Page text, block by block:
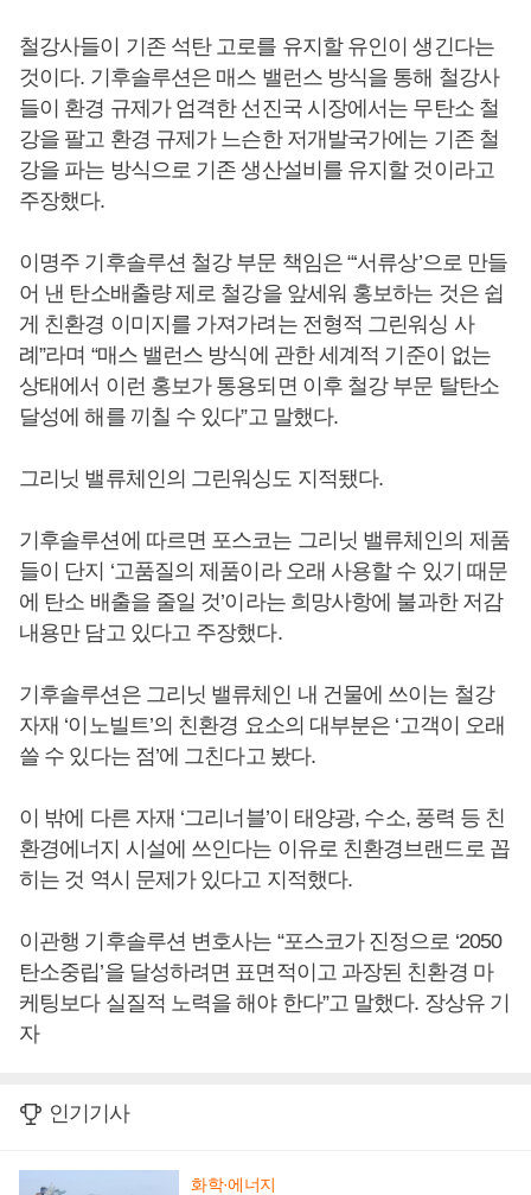
철강사들이 기존 석탄 고로를 유지할 유인이 생긴다는
것이다. 기후솔루션은 매스 밸런스 방식을 통해 철강사
들이 환경 규제가 엄격한 선진국 시장에서는 무탄소 철
강을 팔고 환경 규제가 느슨한 저개발국가에는 기존 철
강을 파는 방식으로 기존 생산설비를 유지할 것이라고
주장했다.
이명주 기후솔루션 철강 부문 책임은 “‘서류상’으로 만들
어 낸 탄소배출량 제로 철강을 앞세워 홍보하는 것은 쉽
게 친환경 이미지를 가져가려는 전형적 그린워싱 사
례”라며 “매스 밸런스 방식에 관한 세계적 기준이 없는
상태에서 이런 홍보가 통용되면 이후 철강 부문 탈탄소
달성에 해를 끼칠 수 있다”고 말했다.
그리닛 밸류체인의 그린워싱도 지적됐다.
기후솔루션에 따르면 포스코는 그리닛 밸류체인의 제품
들이 단지 ‘고품질의 제품이라 오래 사용할 수 있기 때문
에 탄소 배출을 줄일 것’이라는 희망사항에 불과한 저감
내용만 담고 있다고 주장했다.
기후솔루션은 그리닛 밸류체인 내 건물에 쓰이는 철강
자재 ‘이노빌트’의 친환경 요소의 대부분은 ‘고객이 오래
쓸 수 있다는 점’에 그친다고 봤다.
이 밖에 다른 자재 ‘그리너블’이 태양광, 수소, 풍력 등 친
환경에너지 시설에 쓰인다는 이유로 친환경브랜드로 꼽
히는 것 역시 문제가 있다고 지적했다.
이관행 기후솔루션 변호사는 “포스코가 진정으로 ‘2050
탄소중립’을 달성하려면 표면적이고 과장된 친환경 마
케팅보다 실질적 노력을 해야 한다”고 말했다. 장상유 기
자
인기기사
화학·에너지